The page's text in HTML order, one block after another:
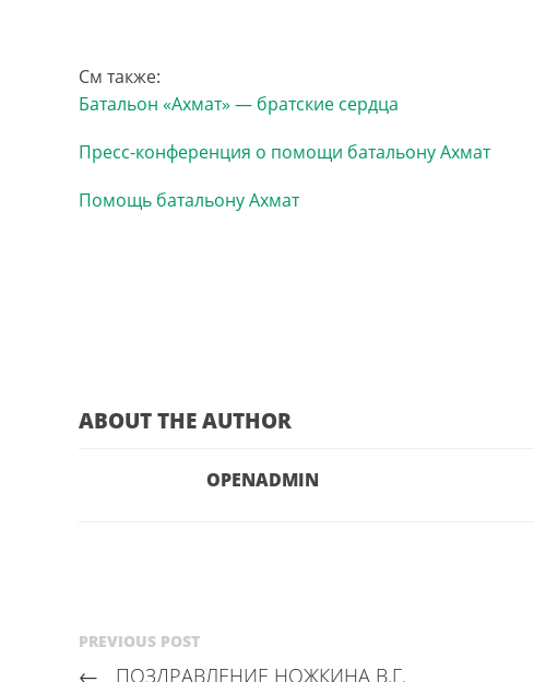
См также:
Батальон «Ахмат» — братские сердца
Пресс-конференция о помощи батальону Ахмат
Помощь батальону Ахмат
ABOUT THE AUTHOR
OPENADMIN
PREVIOUS POST
← ПОЗДРАВЛЕНИЕ НОЖКИНА В.Г.